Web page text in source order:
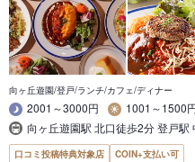
向ヶ丘遊園/登戸/ランチ/カフェ/ディナー
2001～3000円
1001～1500
向ヶ丘遊園駅 北口徒歩2分 登戸駅
口コミ投稿特典対象店 COIN+支払い可